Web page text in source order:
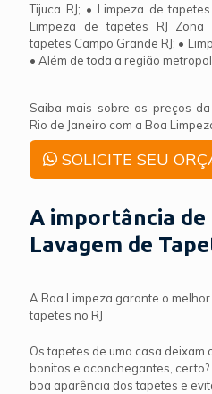
Tijuca RJ; • Limpeza de
Limpeza de tapetes RJ
tapetes Campo Grande RJ; •
• Além de toda a região
Saiba mais sobre os preços
Rio de Janeiro com a Boa
SOLICITE SEU
A importância de
Lavagem de
A Boa Limpeza garante o
tapetes no RJ
Os tapetes de uma casa deixam
bonitos e aconchegantes,
boa aparência dos tapetes e